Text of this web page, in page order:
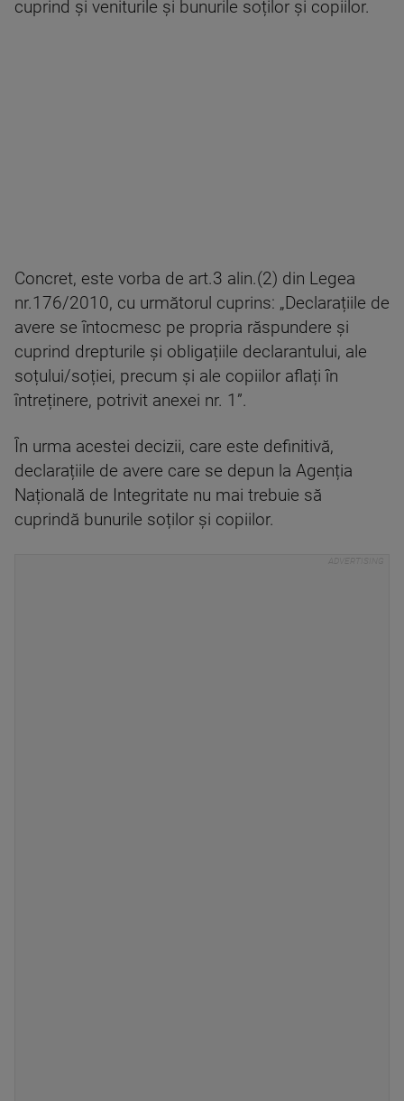
cuprind și veniturile și bunurile soților și copiilor.
Concret, este vorba de art.3 alin.(2) din Legea
nr.176/2010, cu următorul cuprins: „Declarațiile de
avere se întocmesc pe propria răspundere și
cuprind drepturile și obligațiile declarantului, ale
soțului/soției, precum și ale copiilor aflați în
întreținere, potrivit anexei nr. 1”.
În urma acestei decizii, care este definitivă,
declarațiile de avere care se depun la Agenția
Națională de Integritate nu mai trebuie să
cuprindă bunurile soților și copiilor.